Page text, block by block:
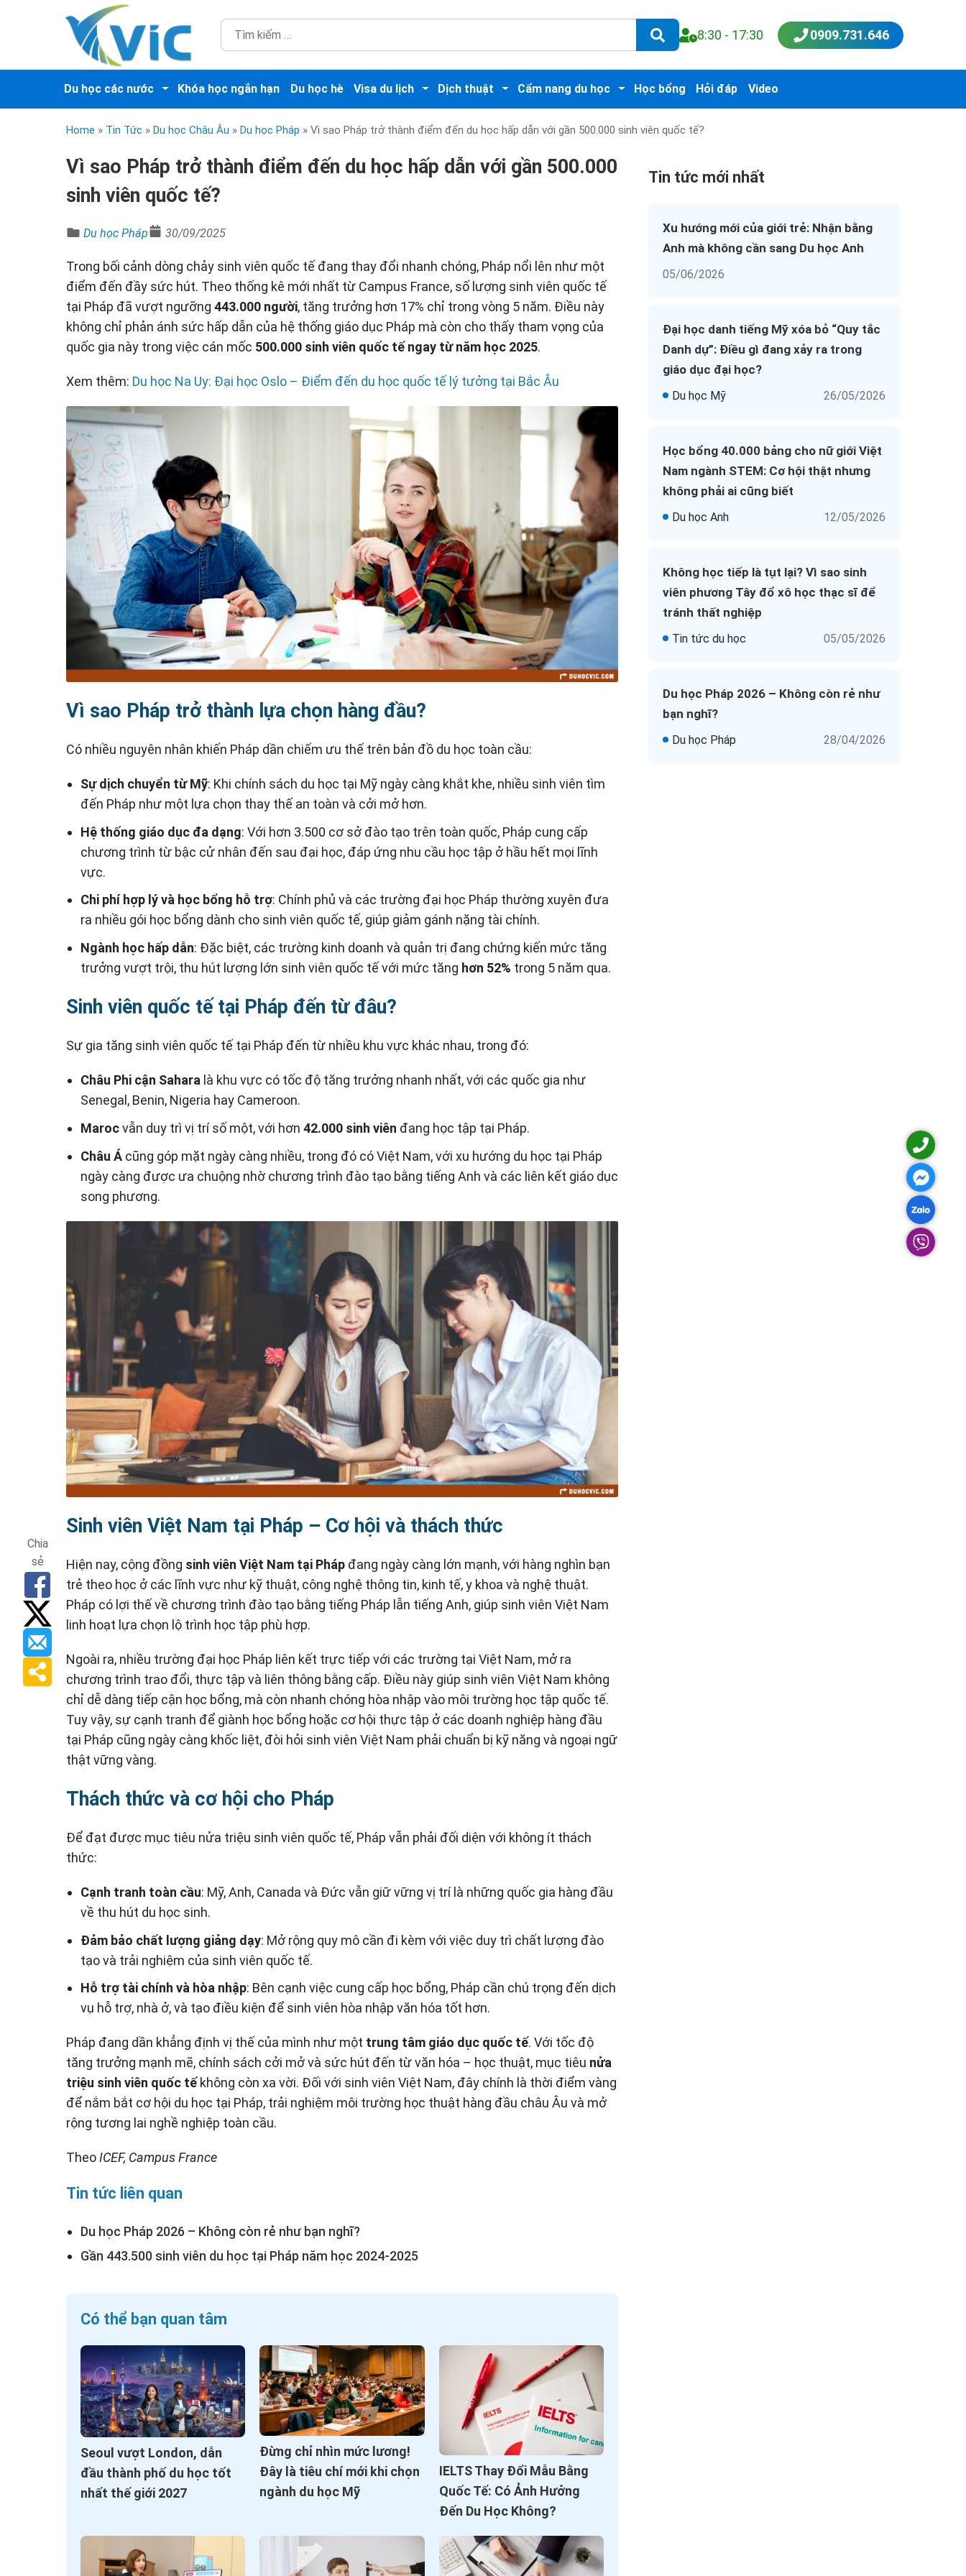
8:30 - 17:30 0909.731.646
Du học các nước Khóa học ngắn hạn Du học hè Visa du lịch Dịch thuật Cẩm nang du học Học bổng Hỏi đáp Video
Home » Tin Tức » Du học Châu Âu » Du học Pháp » Vì sao Pháp trở thành điểm đến du học hấp dẫn với gần 500.000 sinh viên quốc tế?
Vì sao Pháp trở thành điểm đến du học hấp dẫn với gần 500.000
sinh viên quốc tế?
Du học Pháp 30/09/2025
Trong bối cảnh dòng chảy sinh viên quốc tế đang thay đổi nhanh chóng, Pháp nổi lên như một
điểm đến đầy sức hút. Theo thống kê mới nhất từ Campus France, số lượng sinh viên quốc tế
tại Pháp đã vượt ngưỡng 443.000 người, tăng trưởng hơn 17% chỉ trong vòng 5 năm. Điều này
không chỉ phản ánh sức hấp dẫn của hệ thống giáo dục Pháp mà còn cho thấy tham vọng của
quốc gia này trong việc cán mốc 500.000 sinh viên quốc tế ngay từ năm học 2025.
Xem thêm: Du học Na Uy: Đại học Oslo – Điểm đến du học quốc tế lý tưởng tại Bắc Âu
Vì sao Pháp trở thành lựa chọn hàng đầu?
Có nhiều nguyên nhân khiến Pháp dần chiếm ưu thế trên bản đồ du học toàn cầu:
Sự dịch chuyển từ Mỹ: Khi chính sách du học tại Mỹ ngày càng khắt khe, nhiều sinh viên tìm
đến Pháp như một lựa chọn thay thế an toàn và cởi mở hơn.
Hệ thống giáo dục đa dạng: Với hơn 3.500 cơ sở đào tạo trên toàn quốc, Pháp cung cấp
chương trình từ bậc cử nhân đến sau đại học, đáp ứng nhu cầu học tập ở hầu hết mọi lĩnh
vực.
Chi phí hợp lý và học bổng hỗ trợ: Chính phủ và các trường đại học Pháp thường xuyên đưa
ra nhiều gói học bổng dành cho sinh viên quốc tế, giúp giảm gánh nặng tài chính.
Ngành học hấp dẫn: Đặc biệt, các trường kinh doanh và quản trị đang chứng kiến mức tăng
trưởng vượt trội, thu hút lượng lớn sinh viên quốc tế với mức tăng hơn 52% trong 5 năm qua.
Sinh viên quốc tế tại Pháp đến từ đâu?
Sự gia tăng sinh viên quốc tế tại Pháp đến từ nhiều khu vực khác nhau, trong đó:
Châu Phi cận Sahara là khu vực có tốc độ tăng trưởng nhanh nhất, với các quốc gia như
Senegal, Benin, Nigeria hay Cameroon.
Marocvẫn duy trì vị trí số một, với hơn 42.000 sinh viên đang học tập tại Pháp.
Châu Á cũng góp mặt ngày càng nhiều, trong đó có Việt Nam, với xu hướng du học tại Pháp
ngày càng được ưa chuộng nhờ chương trình đào tạo bằng tiếng Anh và các liên kết giáo dục
song phương.
Sinh viên Việt Nam tại Pháp – Cơ hội và thách thức
Hiện nay, cộng đồng sinh viên Việt Nam tại Pháp đang ngày càng lớn mạnh, với hàng nghìn bạn
trẻ theo học ở các lĩnh vực như kỹ thuật, công nghệ thông tin, kinh tế, y khoa và nghệ thuật.
Pháp có lợi thế về chương trình đào tạo bằng tiếng Pháp lẫn tiếng Anh, giúp sinh viên Việt Nam
linh hoạt lựa chọn lộ trình học tập phù hợp.
Ngoài ra, nhiều trường đại học Pháp liên kết trực tiếp với các trường tại Việt Nam, mở ra
chương trình trao đổi, thực tập và liên thông bằng cấp. Điều này giúp sinh viên Việt Nam không
chỉ dễ dàng tiếp cận học bổng, mà còn nhanh chóng hòa nhập vào môi trường học tập quốc tế.
Tuy vậy, sự cạnh tranh để giành học bổng hoặc cơ hội thực tập ở các doanh nghiệp hàng đầu
tại Pháp cũng ngày càng khốc liệt, đòi hỏi sinh viên Việt Nam phải chuẩn bị kỹ năng và ngoại ngữ
thật vững vàng.
Thách thức và cơ hội cho Pháp
Để đạt được mục tiêu nửa triệu sinh viên quốc tế, Pháp vẫn phải đối diện với không ít thách
thức:
Cạnh tranh toàn cầu: Mỹ, Anh, Canada và Đức vẫn giữ vững vị trí là những quốc gia hàng đầu
về thu hút du học sinh.
Đảm bảo chất lượng giảng dạy: Mở rộng quy mô cần đi kèm với việc duy trì chất lượng đào
tạo và trải nghiệm của sinh viên quốc tế.
Hỗ trợ tài chính và hòa nhập: Bên cạnh việc cung cấp học bổng, Pháp cần chú trọng đến dịch
vụ hỗ trợ, nhà ở, và tạo điều kiện để sinh viên hòa nhập văn hóa tốt hơn.
Pháp đang dần khẳng định vị thế của mình như một trung tâm giáo dục quốc tế. Với tốc độ
tăng trưởng mạnh mẽ, chính sách cởi mở và sức hút đến từ văn hóa – học thuật, mục tiêu nửa
triệu sinh viên quốc tế không còn xa vời. Đối với sinh viên Việt Nam, đây chính là thời điểm vàng
để nắm bắt cơ hội du học tại Pháp, trải nghiệm môi trường học thuật hàng đầu châu Âu và mở
rộng tương lai nghề nghiệp toàn cầu.
TheoICEF, Campus France
Tin tức liên quan
Du học Pháp 2026 – Không còn rẻ như bạn nghĩ?
Gần 443.500 sinh viên du học tại Pháp năm học 2024-2025
Chia
sẻ
Có thể bạn quan tâm
Seoul vượt London, dẫn
đầu thành phố du học tốt
nhất thế giới 2027
Đừng chỉ nhìn mức lương!
Đây là tiêu chí mới khi chọn
ngành du học Mỹ
IELTS Thay Đổi Mẫu Bằng
Quốc Tế: Có Ảnh Hưởng
Đến Du Học Không?
Tin tức mới nhất
Xu hướng mới của giới trẻ: Nhận bằng
Anh mà không cần sang Du học Anh
05/06/2026
Đại học danh tiếng Mỹ xóa bỏ “Quy tắc
Danh dự”: Điều gì đang xảy ra trong
giáo dục đại học?
Du học Mỹ 26/05/2026
Học bổng 40.000 bảng cho nữ giới Việt
Nam ngành STEM: Cơ hội thật nhưng
không phải ai cũng biết
Du học Anh 12/05/2026
Không học tiếp là tụt lại? Vì sao sinh
viên phương Tây đổ xô học thạc sĩ để
tránh thất nghiệp
Tin tức du học 05/05/2026
Du học Pháp 2026 – Không còn rẻ như
bạn nghĩ?
Du học Pháp 28/04/2026